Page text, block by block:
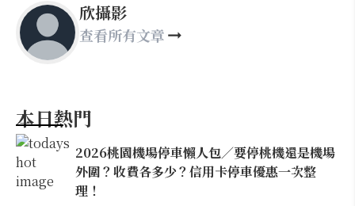
欣攝影
查看所有文章
本日熱門
2026桃園機場停車懶人包／要停桃機還是機場
外圍？收費各多少？信用卡停車優惠一次整
理！